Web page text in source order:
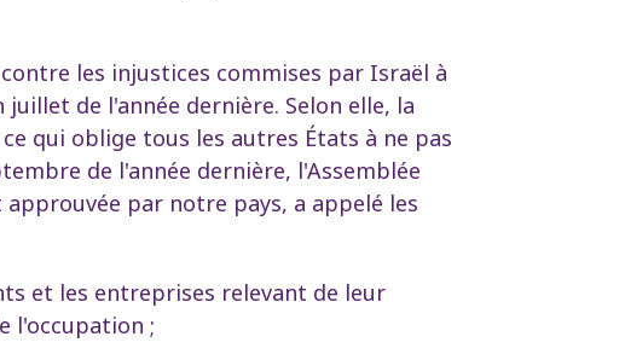
les injustices commises par Israël à
de l'année dernière. Selon elle, la
qui oblige tous les autres États à ne pas
de l'année dernière, l'Assemblée
par notre pays, a appelé les
et les entreprises relevant de leur
l'occupation ;